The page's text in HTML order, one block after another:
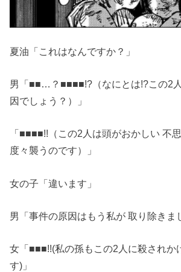
夏油「これはなんですか？」
男「■■…？ ■■■■!?（なにとは!?この2
因でしょう？）」
「 ■■■■!!（この2人は頭がおかしい 不
度々襲うのです）」
女の子「違います」
男「事件の原因はもう私が 取り除きま
女「 ■■■!!(私の孫もこの2人に殺されか
す)」